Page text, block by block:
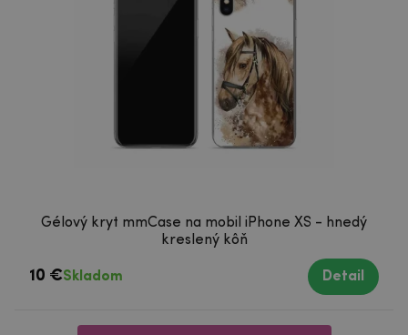
Gélový kryt mmCase na mobil iPhone XS - hnedý
kreslený kôň
10 €Skladom Detail